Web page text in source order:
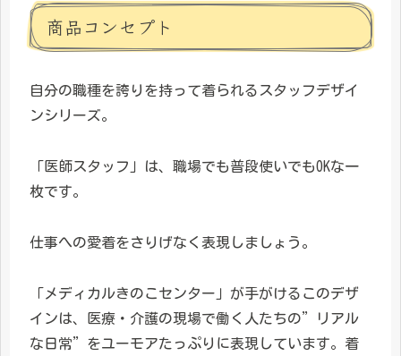
商品コンセプト
自分の職種を誇りを持って着られるスタッフデザイ
ンシリーズ。
「医師スタッフ」は、職場でも普段使いでもOKな一
枚です。
仕事への愛着をさりげなく表現しましょう。
「メディカルきのこセンター」が手がけるこのデザ
インは、医療・介護の現場で働く人たちの”リアル
な日常”をユーモアたっぷりに表現しています。着